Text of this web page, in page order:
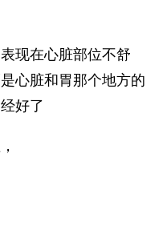
现在心脏部位不舒
心脏和胃那个地方的
好了